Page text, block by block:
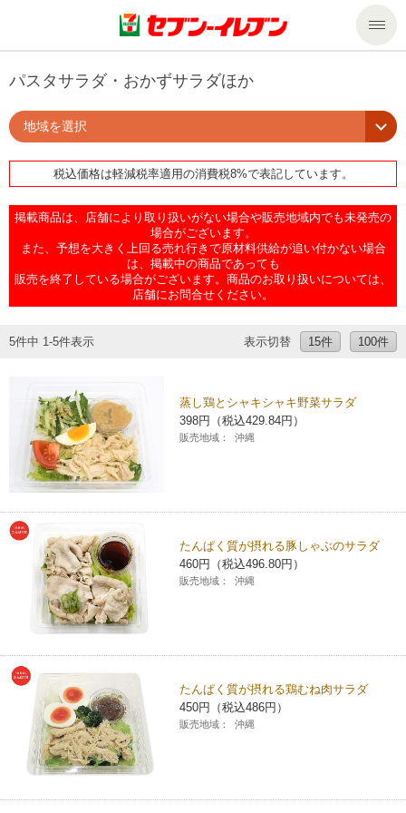
商品のご案内
商品のご案内トップ
今週の新商品
商品カテゴリ一覧
ギフト
プリペイドカード・金券
ニンテンドー・ダウンロードカード
セール・キャンペーン
サービス
nanacoトップ
コピー
プリント
スキャン
ファクス
チケット
プリペイドサービス
スポーツ振興くじ
宅配便
切手・はがき・印紙
セブン銀行ATM
ご利用可能なお支払い方法
各種料金のお支払い
スマホプリペイド
レジでApple Accountにチャージ
チケットサービス
セブンチケット
チケットぴあ
イープラス
CNプレイガイド
JTB
セブン‐イレブンでお受取り
タワーレコード
セブンネットショッピング
停電時のサービス停止のお知らせ
企業情報トップ
ニュースリリース
企業理念
会社概要
貸借対照表・損益計算書
沿革
国内店舗数
売上高、店舗数推移
セブン‐イレブンの海外事業
私たちの取組み
サステナビリティ
セブン＆アイ・ホールディングスの重点課題
サステナビリティ活動基本方針
サステナビリティ推進体制
GREEN CHALLENGE 2050
サステナビリティニュース
サステナビリティレポート
加盟店オーナー募集
店舗検索
ネットショッピング
お問い合わせ
Language
English (Services)
中文[繁體字](服務)
简体中文(服务)
한국어(서비스)
ภาษาไทย(บริการ)
パスタサラダ・おかずサラダほか
地域を選択
税込価格は軽減税率適用の消費税8%で表記しています。
掲載商品は、店舗により取り扱いがない場合や販売地域内でも未発売の
場合がございます。
また、予想を大きく上回る売れ行きで原材料供給が追い付かない場合
は、掲載中の商品であっても
販売を終了している場合がございます。商品のお取り扱いについては、
店舗にお問合せください。
5件中 1-5件表示 表示切替 15件 100件
蒸し鶏とシャキシャキ野菜サラダ
398円（税込429.84円）
販売地域： 沖縄
たんぱく質が摂れる豚しゃぶのサラダ
460円（税込496.80円）
販売地域： 沖縄
たんぱく質が摂れる鶏むね肉サラダ
450円（税込486円）
販売地域： 沖縄